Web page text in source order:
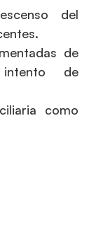
del
de
de
como